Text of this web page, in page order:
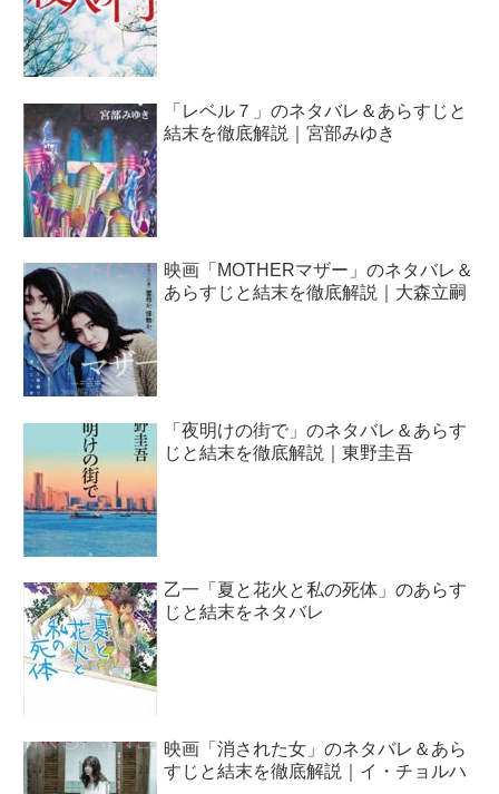
「レベル７」のネタバレ＆あらすじと
結末を徹底解説｜宮部みゆき
映画「MOTHERマザー」のネタバレ＆
あらすじと結末を徹底解説｜大森立嗣
「夜明けの街で」のネタバレ＆あらす
じと結末を徹底解説｜東野圭吾
乙一「夏と花火と私の死体」のあらす
じと結末をネタバレ
映画「消された女」のネタバレ＆あら
すじと結末を徹底解説｜イ・チョルハ